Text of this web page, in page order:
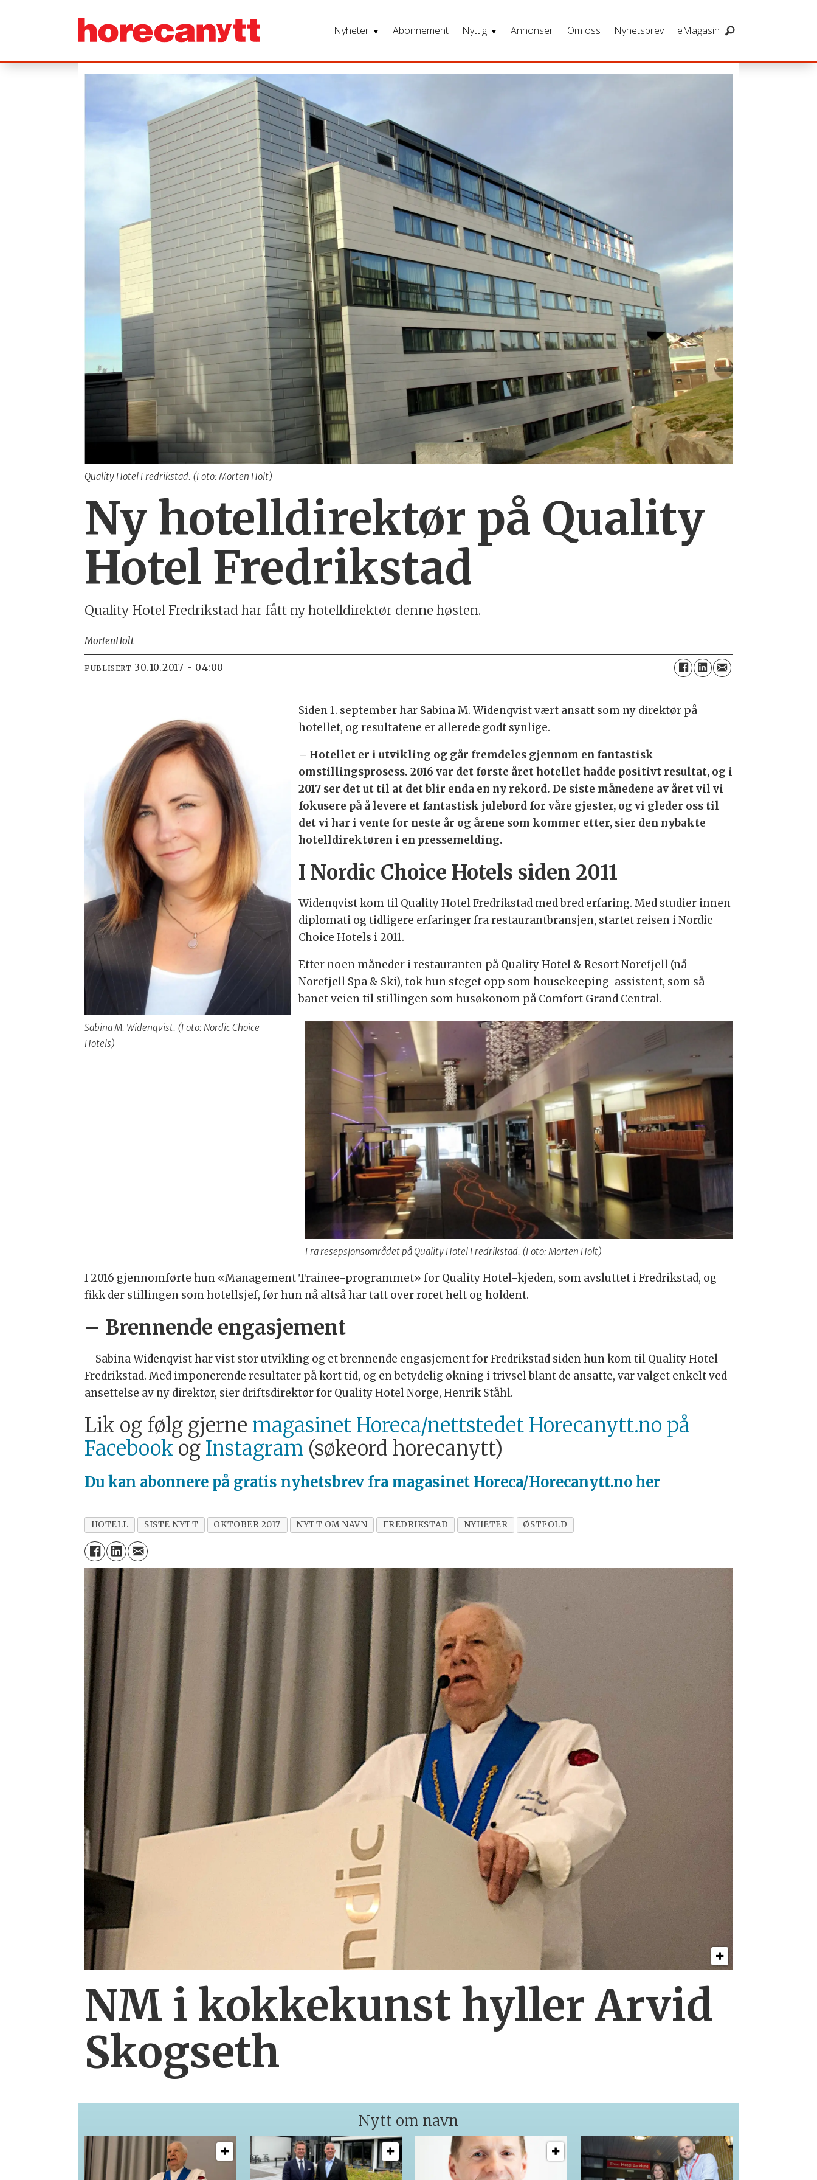
Nyheter Abonnement Nyttig Annonser Om oss Nyhetsbrev eMagasin
Quality Hotel Fredrikstad. (Foto: Morten Holt)
Ny hotelldirektør på Quality
Hotel Fredrikstad
Quality Hotel Fredrikstad har fått ny hotelldirektør denne høsten.
MortenHolt
PUBLISERT 30.10.2017 - 04:00
Sabina M. Widenqvist. (Foto: Nordic Choice
Hotels)
Siden 1. september har Sabina M. Widenqvist vært ansatt som ny direktør på
hotellet, og resultatene er allerede godt synlige.
– Hotellet er i utvikling og går fremdeles gjennom en fantastisk
omstillingsprosess. 2016 var det første året hotellet hadde positivt resultat, og i
2017 ser det ut til at det blir enda en ny rekord. De siste månedene av året vil vi
fokusere på å levere et fantastisk julebord for våre gjester, og vi gleder oss til
det vi har i vente for neste år og årene som kommer etter, sier den nybakte
hotelldirektøren i en pressemelding.
I Nordic Choice Hotels siden 2011
Widenqvist kom til Quality Hotel Fredrikstad med bred erfaring. Med studier innen
diplomati og tidligere erfaringer fra restaurantbransjen, startet reisen i Nordic
Choice Hotels i 2011.
Etter noen måneder i restauranten på Quality Hotel & Resort Norefjell (nå
Norefjell Spa & Ski), tok hun steget opp som housekeeping-assistent, som så
banet veien til stillingen som husøkonom på Comfort Grand Central.
Fra resepsjonsområdet på Quality Hotel Fredrikstad. (Foto: Morten Holt)
I 2016 gjennomførte hun «Management Trainee-programmet» for Quality Hotel-kjeden, som avsluttet i Fredrikstad, og
fikk der stillingen som hotellsjef, før hun nå altså har tatt over roret helt og holdent.
– Brennende engasjement
– Sabina Widenqvist har vist stor utvikling og et brennende engasjement for Fredrikstad siden hun kom til Quality Hotel
Fredrikstad. Med imponerende resultater på kort tid, og en betydelig økning i trivsel blant de ansatte, var valget enkelt ved
ansettelse av ny direktør, sier driftsdirektør for Quality Hotel Norge, Henrik Ståhl.
Lik og følg gjerne magasinet Horeca/nettstedet Horecanytt.no på
Facebook og Instagram (søkeord horecanytt)
Du kan abonnere på gratis nyhetsbrev fra magasinet Horeca/Horecanytt.no her
HOTELL SISTE NYTT OKTOBER 2017 NYTT OM NAVN FREDRIKSTAD NYHETER ØSTFOLD
NM i kokkekunst hyller Arvid
Skogseth
Nytt om navn